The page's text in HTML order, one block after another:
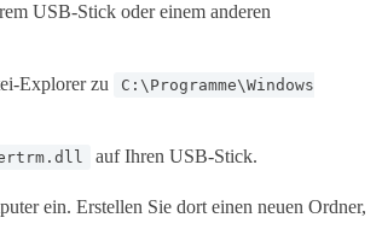
USB-Stick oder einem anderen
Explorer zu
C:\Programme\Windows
auf Ihren USB-Stick.
ein. Erstellen Sie dort einen neuen Ordner,